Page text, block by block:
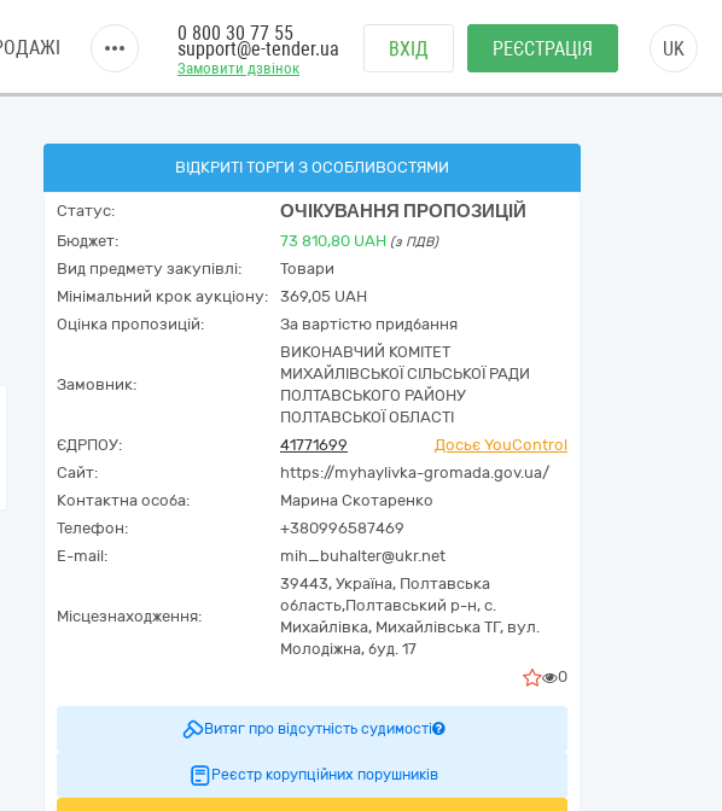
Замовити дзвінок
0 800 30 77 55
support@e-tender.ua ВХІД РЕЄСТРАЦІЯ UK
ВІДКРИТІ ТОРГИ З ОСОБЛИВОСТЯМИ
Статус: ОЧІКУВАННЯ ПРОПОЗИЦІЙ
Бюджет: 73 810,80 UAH (з ПДВ)
Вид предмету закупівлі:
Товари
Мінімальний крок аукціону:
369,05 UAH
Оцінка пропозицій:
За вартістю придбання
Замовник:
ВИКОНАВЧИЙ КОМІТЕТ
МИХАЙЛІВСЬКОЇ СІЛЬСЬКОЇ РАДИ
ПОЛТАВСЬКОГО РАЙОНУ
ПОЛТАВСЬКОЇ ОБЛАСТІ
ЄДРПОУ:
41771699
Досьє YouControl
Сайт:
https://myhaylivka-gromada.gov.ua/
Контактна особа:
Марина Скотаренко
Телефон:
+380996587469
E-mail:
mih_buhalter@ukr.net
Місцезнаходження:
39443, Україна, Полтавська
область,Полтавський р-н, с.
Михайлівка, Михайлівська ТГ, вул.
Молодіжна, буд. 17
0
Витяг про відсутність судимості
Реєстр корупційних порушників